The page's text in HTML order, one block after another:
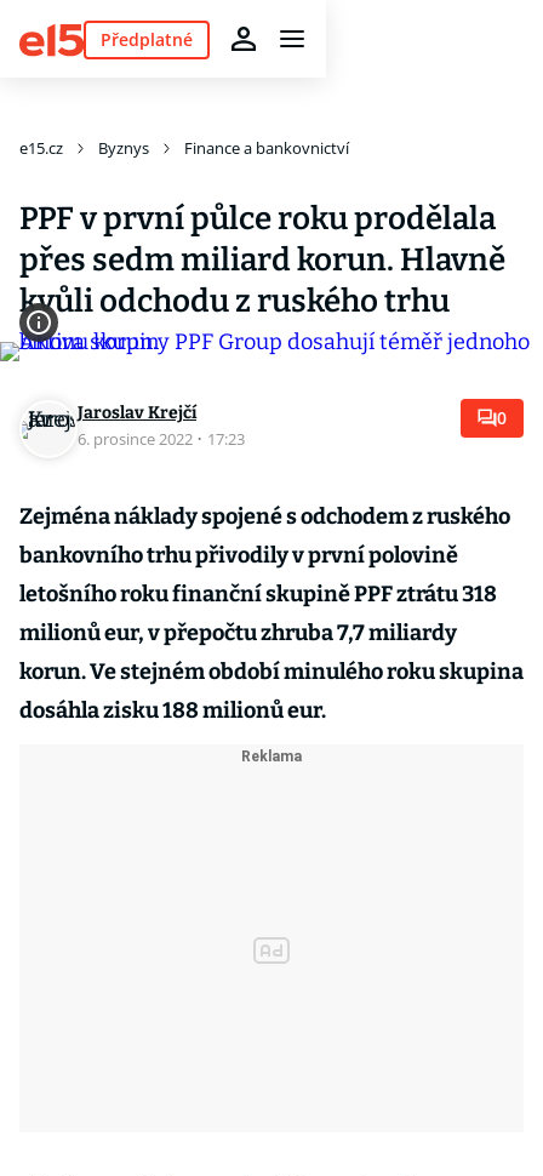
Předplatné
e15.cz Byznys Finance a bankovnictví
PPF v první půlce roku prodělala
přes sedm miliard korun. Hlavně
kvůli odchodu z ruského trhu
Jaroslav Krejčí
6. prosince 2022 · 17:23
0
Zejména náklady spojené s odchodem z ruského
bankovního trhu přivodily v první polovině
letošního roku finanční skupině PPF ztrátu 318
milionů eur, v přepočtu zhruba 7,7 miliardy
korun. Ve stejném období minulého roku skupina
dosáhla zisku 188 milionů eur.